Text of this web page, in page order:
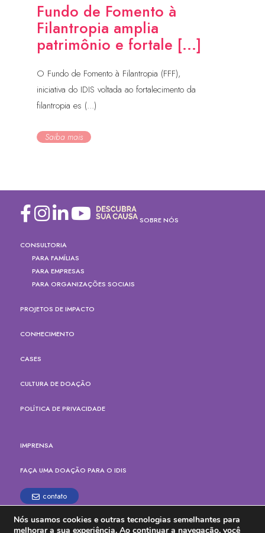
Fundo de Fomento à
Filantropia amplia
patrimônio e fortale [...]
O Fundo de Fomento à Filantropia (FFF),
iniciativa do IDIS voltada ao fortalecimento da
filantropia es (...)
Saiba mais
SOBRE NÓS
CONSULTORIA
PARA FAMÍLIAS
PARA EMPRESAS
PARA ORGANIZAÇÕES SOCIAIS
PROJETOS DE IMPACTO
CONHECIMENTO
CASES
CULTURA DE DOAÇÃO
POLÍTICA DE PRIVACIDADE
IMPRENSA
FAÇA UMA DOAÇÃO PARA O IDIS
contato
Rua Paes Leme, 524, cj.165
Nós usamos cookies e outras tecnologias semelhantes para
melhorar a sua experiência. Ao continuar a navegação, você